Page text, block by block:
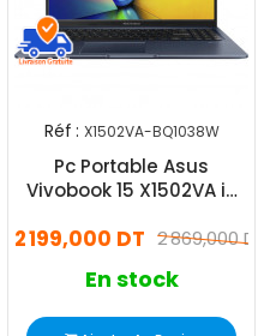
Réf : X1502VA-BQ1038W
Pc Portable Asus
Vivobook 15 X1502VA i9
2 869,000 DT
2 199,000 DT
En stock